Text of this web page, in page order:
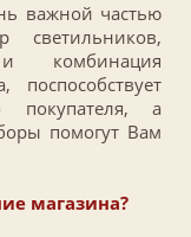
важной частью
светильников,
комбинация
поспособствует
покупателя, а
помогут Вам
магазина?